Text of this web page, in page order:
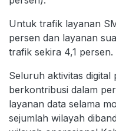
Untuk trafik layanan
persen dan layanan
trafik sekira 4,1 persen.
Seluruh aktivitas
berkontribusi dalam
layanan data selama
sejumlah wilayah